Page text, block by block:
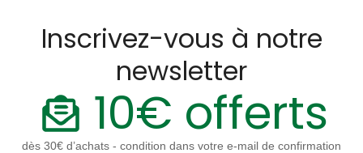
Inscrivez-vous à notre
newsletter
10€ offerts
dès 30€ d’achats - condition dans votre e-mail de confirmation